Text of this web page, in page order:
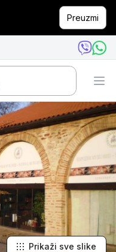
Preuzmi
Prikaži sve slike